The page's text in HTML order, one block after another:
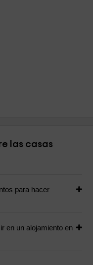
las casas
para hacer
en un alojamiento en